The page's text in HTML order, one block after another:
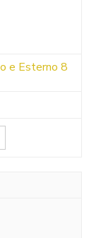
e Esterno 8